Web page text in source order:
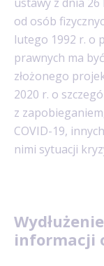
od osób
lutego 1992 r. o
prawnych ma
złożonego
2020 r. o
z
COVID-19,
nimi sytuacji
informacji